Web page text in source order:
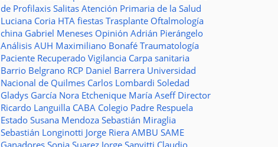
de Profilaxis Salitas Atención Primaria de la Salud
Luciana Coria HTA fiestas Trasplante Oftalmología
china Gabriel Meneses Opinión Adrián Pierángelo
Análisis AUH Maximiliano Bonafé Traumatología
Paciente Recuperado Vigilancia Carpa sanitaria
Barrio Belgrano RCP Daniel Barrera Universidad
Nacional de Quilmes Carlos Lombardi Soledad
Gladys García Nora Etchenique María Aseff Director
Ricardo Languilla CABA Colegio Padre Respuela
Estado Susana Mendoza Sebastián Miraglia
Sebastián Longinotti Jorge Riera AMBU SAME
Ganadores Sonia Suarez Jorge Sanvitti Claudio